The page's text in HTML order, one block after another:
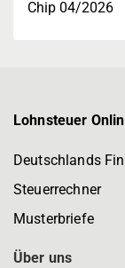
Chip 04/2026
Lohnsteuer
Deutschlands
Steuerrechner
Musterbriefe
Über uns